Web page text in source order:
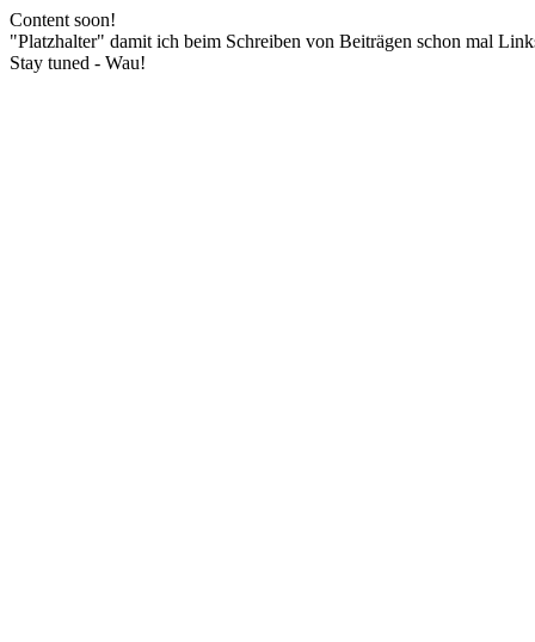
Content soon!
"Platzhalter" damit ich beim Schreiben von Beiträgen schon mal
Stay tuned - Wau!